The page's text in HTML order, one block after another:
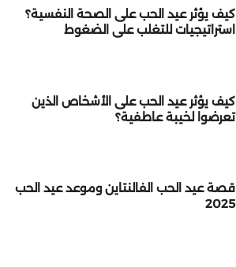
كيف يؤثر عيد الحب على الصحة النفسية؟
استراتيجيات للتغلب على الضغوط
كيف يؤثر عيد الحب على الأشخاص الذين
تعرضوا لخيبة عاطفية؟
قصة عيد الحب الفالنتاين وموعد عيد الحب
2025